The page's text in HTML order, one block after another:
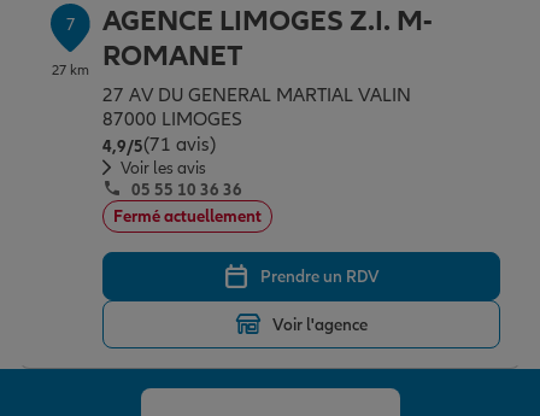
7
27 km
AGENCE LIMOGES Z.I. M-
ROMANET
27 AV DU GENERAL MARTIAL VALIN
87000 LIMOGES
4,9/5Note de 4.9 sur 5
(71 avis)
Voir les avis
05 55 10 36 36
Fermé actuellement
Prendre un RDV
Voir l'agence